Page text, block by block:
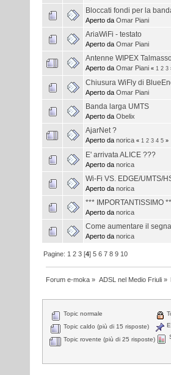
Bloccati fondi per la
Aperto da Omar Piani
AriaWiFi - testato
Aperto da Omar Piani
Antenne WIPEX
Aperto da Omar Piani « 1 2 3
Chiusura WiFly di
Aperto da Omar Piani
Banda larga UMTS
Aperto da Obelix
AjarNet ?
Aperto da norica « 1 2 3 4 5 »
E' arrivata ALICE ???
Aperto da norica
Wi-Fi VS. EDGE/UMTS/
Aperto da norica
*** IMPORTANTISSIMO
Aperto da norica
Come aumentare il
Aperto da norica
Pagine: 1 2 3 [4]5 6 7 8 9 10
Forum e-moka » ADSL nel Medio Friuli»
Topic normale
Topic caldo (più di 15 risposte)
Topic rovente (più di 25 risposte)